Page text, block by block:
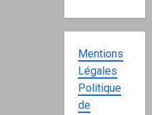
Mentions
Légales
Politique
de